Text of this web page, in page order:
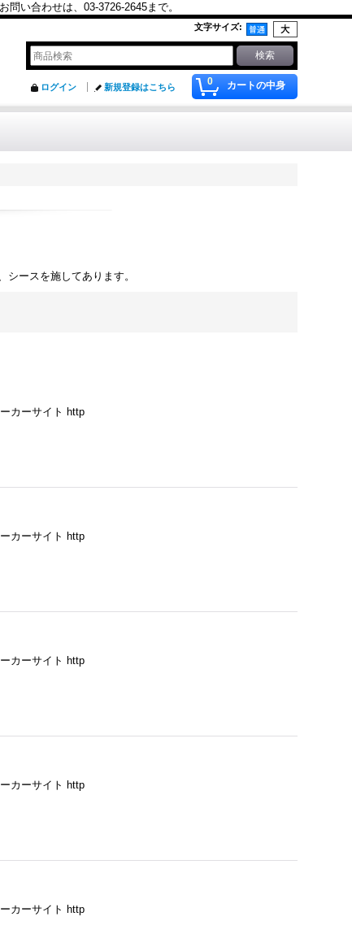
い合わせは、03-3726-2645まで。
文字サイズ:
0 カートの中身
ログイン 新規登録はこちら
ースを施してあります。
カーサイト http
カーサイト http
カーサイト http
カーサイト http
カーサイト http